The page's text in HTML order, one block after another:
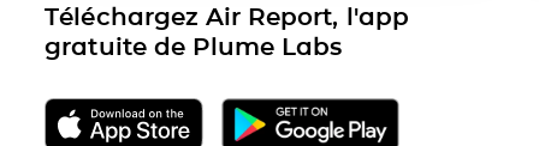
Téléchargez Air Report, l'app
gratuite de Plume Labs